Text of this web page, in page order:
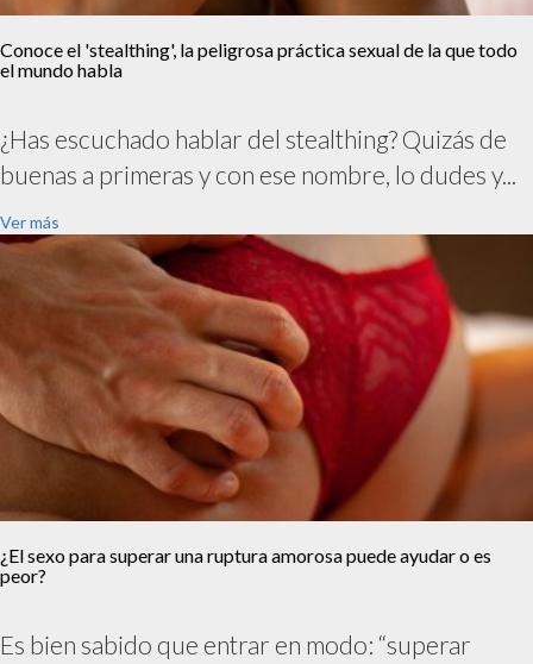
Conoce el 'stealthing', la peligrosa práctica sexual de la que todo
el mundo habla
¿Has escuchado hablar del stealthing? Quizás de
buenas a primeras y con ese nombre, lo dudes y...
Ver más
¿El sexo para superar una ruptura amorosa puede ayudar o es
peor?
Es bien sabido que entrar en modo: “superar